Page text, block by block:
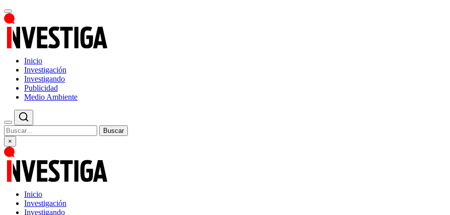
Inicio
Investigación
Investigando
Publicidad
Medio Ambiente
Buscar
×
Inicio
Investigación
Investigando